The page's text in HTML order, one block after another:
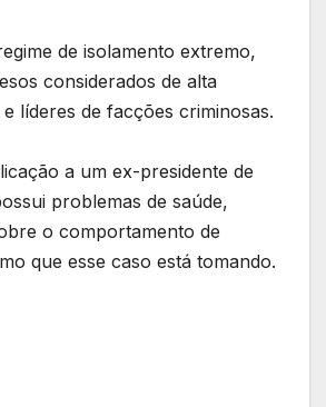
de isolamento extremo,
considerados de alta
líderes de facções criminosas.
a um ex-presidente de
problemas de saúde,
o comportamento de
que esse caso está tomando.